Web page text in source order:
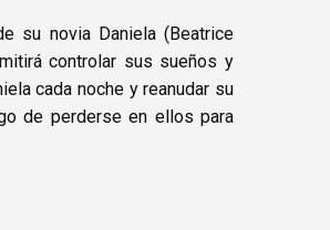
su novia Daniela (Beatrice
controlar sus sueños y
cada noche y reanudar su
de perderse en ellos para